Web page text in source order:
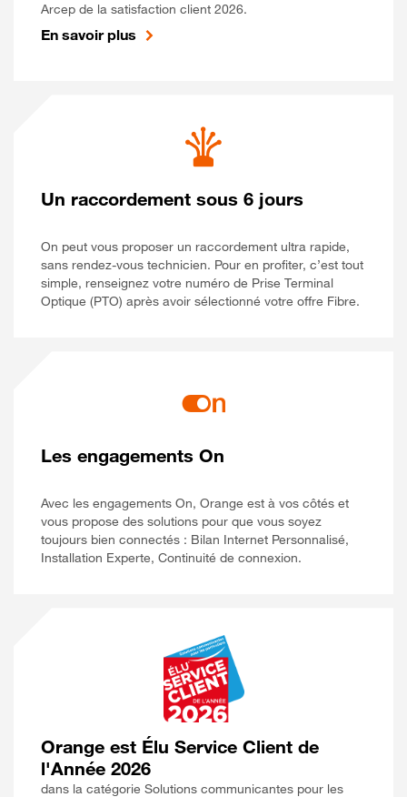
Arcep de la satisfaction client 2026.
En savoir plus
Un raccordement sous 6 jours
On peut vous proposer un raccordement ultra rapide,
sans rendez-vous technicien. Pour en profiter, c’est tout
simple, renseignez votre numéro de Prise Terminal
Optique (PTO) après avoir sélectionné votre offre Fibre.
Les engagements On
Avec les engagements On, Orange est à vos côtés et
vous propose des solutions pour que vous soyez
toujours bien connectés : Bilan Internet Personnalisé,
Installation Experte, Continuité de connexion.
Orange est Élu Service Client de
l'Année 2026
dans la catégorie Solutions communicantes pour les